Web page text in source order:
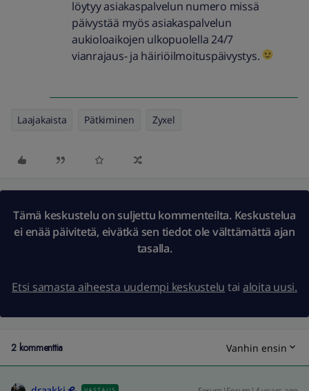
löytyy asiakaspalvelun numero missä
päivystää myös asiakaspalvelun
aukioloaikojen ulkopuolella 24/7
vianrajaus- ja häiriöilmoituspäivystys.
Laajakaista Pätkiminen Zyxel
Tämä keskustelu on suljettu kommenteilta. Keskustelua
ei enää päivitetä, eivätkä sen tiedot ole välttämättä ajan
tasalla.
Etsi samasta aiheesta uudempi keskustelu tai aloita uusi.
2 kommenttia Vanhin ensin